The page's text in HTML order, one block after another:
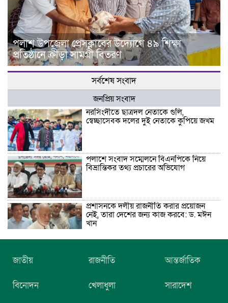
পলাশ উপজেলা প্রেসক্লাবের উদ্যোগে ৪৯ শিক্ষা
প্রতিষ্ঠানে ক্রীড়া সামগ্রী বিতরণ
সর্বশেষ সংবাদ
জনপ্রিয় সংবাদ
নরসিংদীতে ছাত্রদল নেতাকে গুলি,
স্বেচ্ছাসেবক দলের দুই নেতাকে কুপিয়ে জখম
পলাশে সংবাদ সম্মেলনে বিএনপিকে নিয়ে
বিভ্রান্তিকর তথ্য প্রচারের অভিযোগ
প্রশাসনকে দলীয় রাজনীতি করার প্রয়োজন
নেই, তারা দেশের জন্য কাজ করবে: ড. মঈন
খান
নিখোঁজের তিনদিন পর মাইক্রোবাস চালকের
মরদেহ উদ্ধার
জাতীয় রাজনীতি আন্তর্জাতিক
বিনোদন খেলাধুলা সারাদেশ